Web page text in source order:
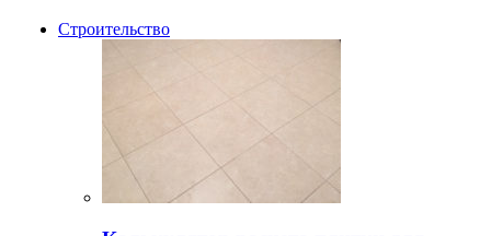
Строительство